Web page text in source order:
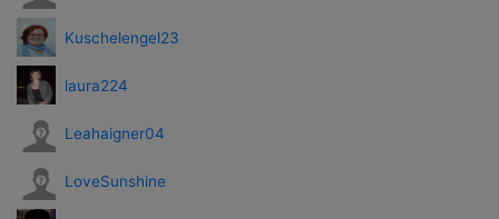
Kuschelengel23
laura224
Leahaigner04
LoveSunshine